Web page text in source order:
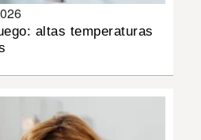
altas temperaturas